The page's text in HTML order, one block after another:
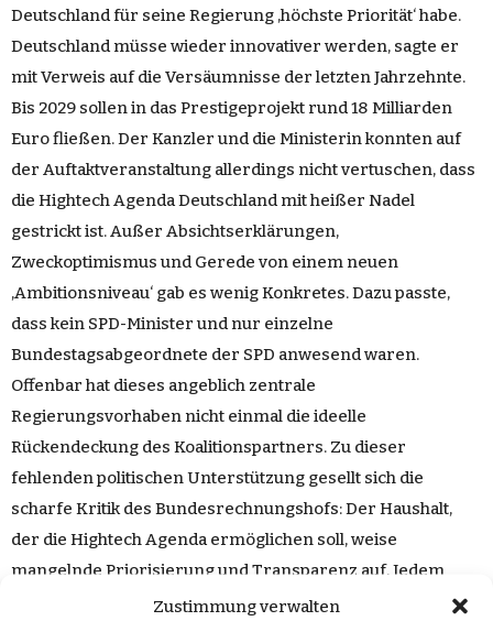
Zustimmung verwalten
Deutschland für seine Regierung ,höchste Priorität‘ habe.
Deutschland müsse wieder innovativer werden, sagte er
mit Verweis auf die Versäumnisse der letzten Jahrzehnte.
Bis 2029 sollen in das Prestigeprojekt rund 18 Milliarden
Euro fließen. Der Kanzler und die Ministerin konnten auf
der Auftaktveranstaltung allerdings nicht vertuschen, dass
die Hightech Agenda Deutschland mit heißer Nadel
gestrickt ist. Außer Absichtserklärungen,
Zweckoptimismus und Gerede von einem neuen
,Ambitionsniveau‘ gab es wenig Konkretes. Dazu passte,
dass kein SPD-Minister und nur einzelne
Bundestagsabgeordnete der SPD anwesend waren.
Offenbar hat dieses angeblich zentrale
Regierungsvorhaben nicht einmal die ideelle
Rückendeckung des Koalitionspartners. Zu dieser
fehlenden politischen Unterstützung gesellt sich die
scharfe Kritik des Bundesrechnungshofs: Der Haushalt,
der die Hightech Agenda ermöglichen soll, weise
mangelnde Priorisierung und Transparenz auf. Jedem
sollte klar sein, dass Merz sich auf seinen Koalitionspartner